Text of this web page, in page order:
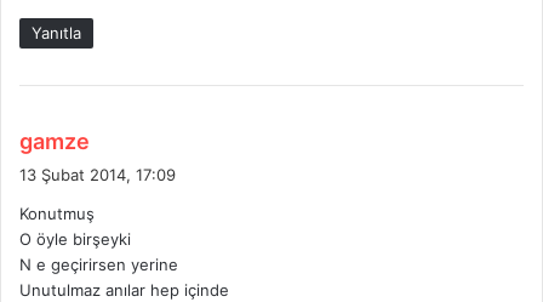
Yanıtla
gamze
e
i
k
i
13 Şubat 2014, 17:09
Konutmuş
O öyle birşeyki
N e geçirirsen yerine
Unutulmaz anılar hep içinde